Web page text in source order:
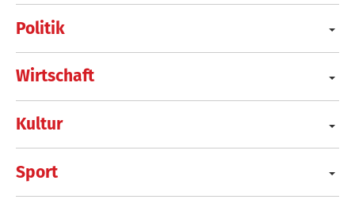
Politik
Wirtschaft
Kultur
Sport